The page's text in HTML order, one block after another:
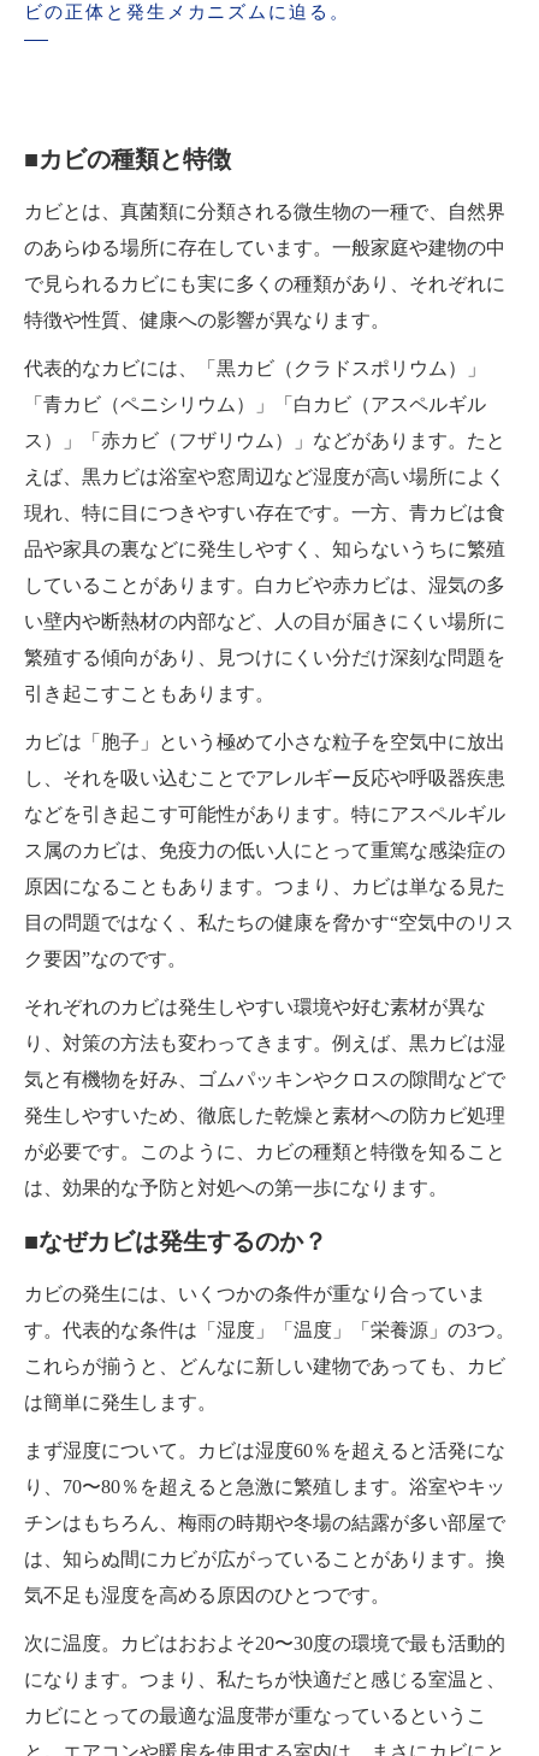
ビの正体と発生メカニズムに迫る。
■カビの種類と特徴
カビとは、真菌類に分類される微生物の一種で、自然界
のあらゆる場所に存在しています。一般家庭や建物の中
で見られるカビにも実に多くの種類があり、それぞれに
特徴や性質、健康への影響が異なります。
代表的なカビには、「黒カビ（クラドスポリウム）」
「青カビ（ペニシリウム）」「白カビ（アスペルギル
ス）」「赤カビ（フザリウム）」などがあります。たと
えば、黒カビは浴室や窓周辺など湿度が高い場所によく
現れ、特に目につきやすい存在です。一方、青カビは食
品や家具の裏などに発生しやすく、知らないうちに繁殖
していることがあります。白カビや赤カビは、湿気の多
い壁内や断熱材の内部など、人の目が届きにくい場所に
繁殖する傾向があり、見つけにくい分だけ深刻な問題を
引き起こすこともあります。
カビは「胞子」という極めて小さな粒子を空気中に放出
し、それを吸い込むことでアレルギー反応や呼吸器疾患
などを引き起こす可能性があります。特にアスペルギル
ス属のカビは、免疫力の低い人にとって重篤な感染症の
原因になることもあります。つまり、カビは単なる見た
目の問題ではなく、私たちの健康を脅かす“空気中のリス
ク要因”なのです。
それぞれのカビは発生しやすい環境や好む素材が異な
り、対策の方法も変わってきます。例えば、黒カビは湿
気と有機物を好み、ゴムパッキンやクロスの隙間などで
発生しやすいため、徹底した乾燥と素材への防カビ処理
が必要です。このように、カビの種類と特徴を知ること
は、効果的な予防と対処への第一歩になります。
■なぜカビは発生するのか？
カビの発生には、いくつかの条件が重なり合っていま
す。代表的な条件は「湿度」「温度」「栄養源」の3つ。
これらが揃うと、どんなに新しい建物であっても、カビ
は簡単に発生します。
まず湿度について。カビは湿度60％を超えると活発にな
り、70〜80％を超えると急激に繁殖します。浴室やキッ
チンはもちろん、梅雨の時期や冬場の結露が多い部屋で
は、知らぬ間にカビが広がっていることがあります。換
気不足も湿度を高める原因のひとつです。
次に温度。カビはおおよそ20〜30度の環境で最も活動的
になります。つまり、私たちが快適だと感じる室温と、
カビにとっての最適な温度帯が重なっているというこ
と。エアコンや暖房を使用する室内は、まさにカビにと